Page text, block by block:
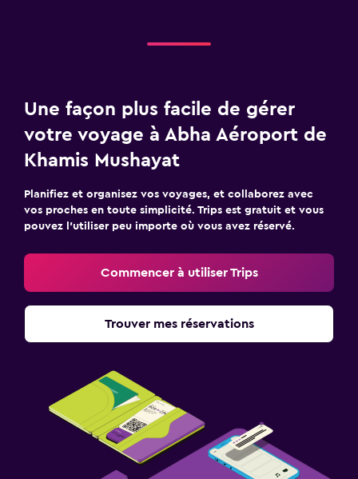
Une façon plus facile de gérer
votre voyage à Abha Aéroport de
Khamis Mushayat
Planifiez et organisez vos voyages, et collaborez avec
vos proches en toute simplicité. Trips est gratuit et vous
pouvez l’utiliser peu importe où vous avez réservé.
Commencer à utiliser Trips
Trouver mes réservations